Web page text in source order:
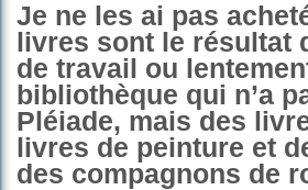
Je ne les ai pas
livres sont le résultat
de travail ou
bibliothèque qui n’a
Pléiade, mais des
livres de peinture et
des compagnons de